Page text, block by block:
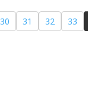
30 31 32 33